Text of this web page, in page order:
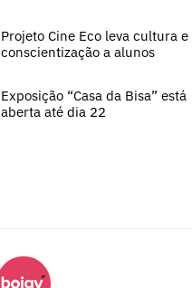
Projeto Cine Eco leva cultura e
conscientização a alunos
Exposição “Casa da Bisa” está
aberta até dia 22